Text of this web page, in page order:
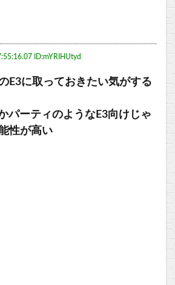
ID:mYRIHUtyd
E3に取っておきたい気がする
パーティのようなE3向けじゃ
性が高い